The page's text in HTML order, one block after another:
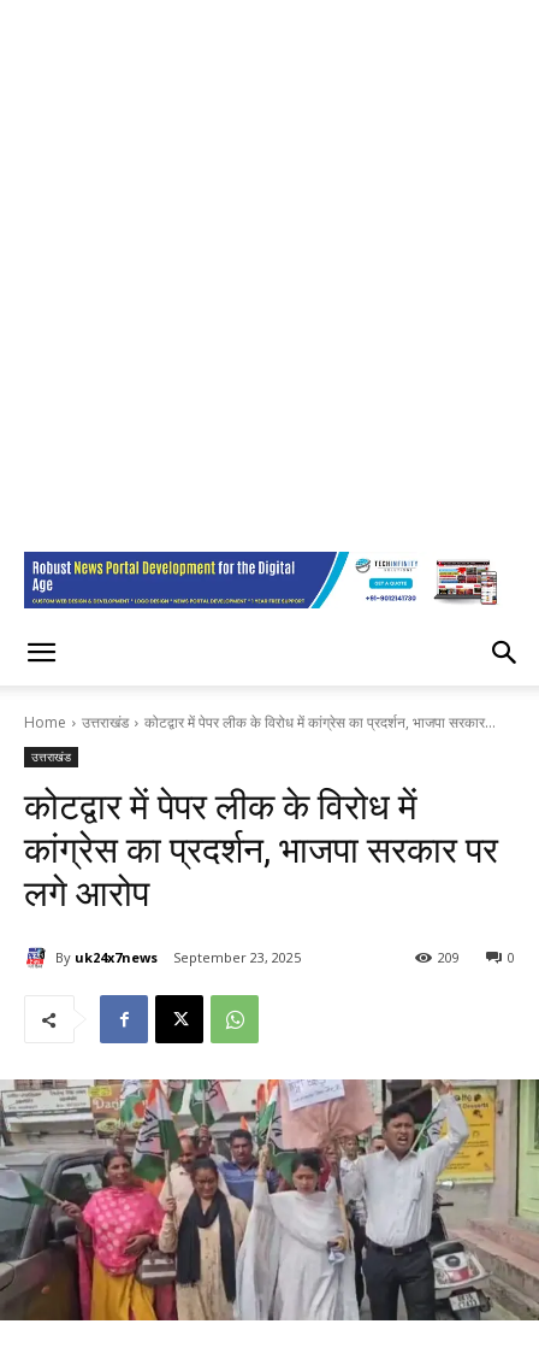
Home उत्तराखंड कोटद्वार में पेपर लीक के विरोध में कांग्रेस का प्रदर्शन, भाजपा सरकार...
उत्तराखंड
कोटद्वार में पेपर लीक के विरोध में
कांग्रेस का प्रदर्शन, भाजपा सरकार पर
लगे आरोप
By uk24x7news September 23, 2025 0
209